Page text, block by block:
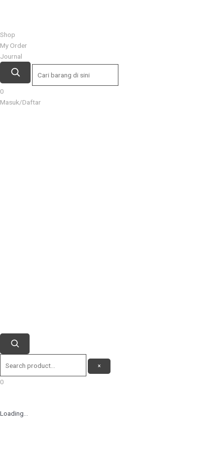
Shop
My Order
Journal
0
Masuk/Daftar
×
0
Loading...